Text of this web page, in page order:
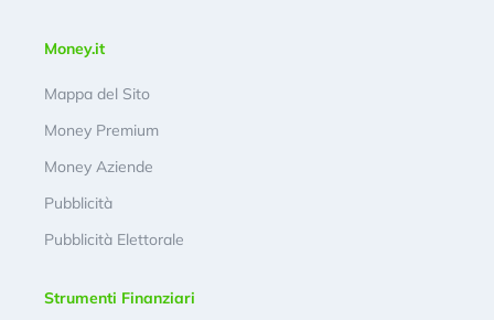
Money.it
Mappa del Sito
Money Premium
Money Aziende
Pubblicità
Pubblicità Elettorale
Strumenti Finanziari